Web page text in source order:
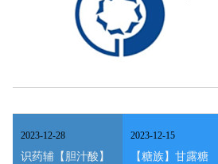
识药辅【胆汁酸】
2023-12-28
【糖族】甘露糖
2023-12-15